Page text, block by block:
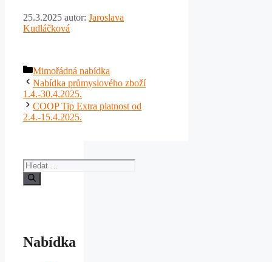
25.3.2025 autor: Jaroslava
Kudláčková
Rubriky
Mimořádná nabídka
Nabídka průmyslového zboží
1.4.-30.4.2025.
COOP Tip Extra platnost od
2.4.-15.4.2025.
Hledat:
Nabídka